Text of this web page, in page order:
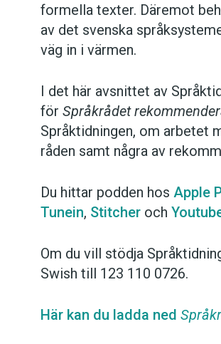
formella texter. Däremot
av det svenska
väg in i värmen.
I det här avsnittet av
för Språkrådet
Språktidningen, om arbetet
råden samt några av
Du hittar podden hos Apple
Tunein, Stitcher och
Om du vill stödja
Swish till 123 110 0726.
Här kan du ladda ned